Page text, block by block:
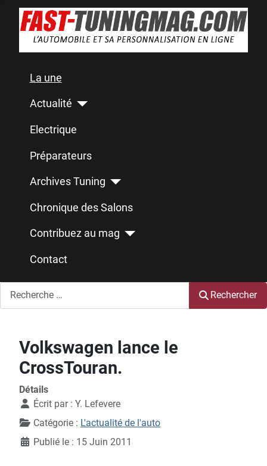
La une
Actualité
Electrique
Préparateurs
Archives Tuning
Chronique des Salons
Contribuez au mag
Contact
Rechercher
Volkswagen lance le
CrossTouran.
Détails
Écrit par : Y. Lefevere
Catégorie : L'actualité de l'auto
Publié le : 15 Juin 2011